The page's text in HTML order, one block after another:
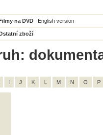
na DVD English version
zboží
I J K L M N O P